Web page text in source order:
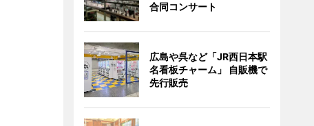
合同コンサート
広島や呉など「JR西日本駅
名看板チャーム」 自販機で
先行販売